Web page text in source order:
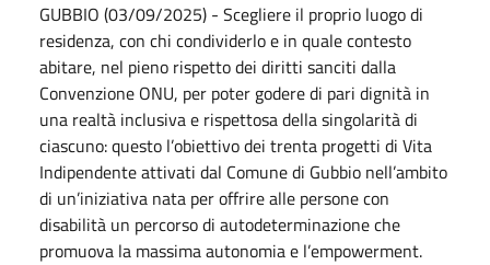
GUBBIO (03/09/2025) - Scegliere il proprio luogo di
residenza, con chi condividerlo e in quale contesto
abitare, nel pieno rispetto dei diritti sanciti dalla
Convenzione ONU, per poter godere di pari dignità in
una realtà inclusiva e rispettosa della singolarità di
ciascuno: questo l’obiettivo dei trenta progetti di Vita
Indipendente attivati dal Comune di Gubbio nell’ambito
di un’iniziativa nata per offrire alle persone con
disabilità un percorso di autodeterminazione che
promuova la massima autonomia e l’empowerment.